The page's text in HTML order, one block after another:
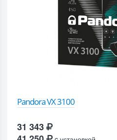
Pandora VX 3100
31 343